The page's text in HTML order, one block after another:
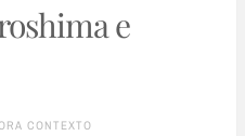
e
CONTEXTO